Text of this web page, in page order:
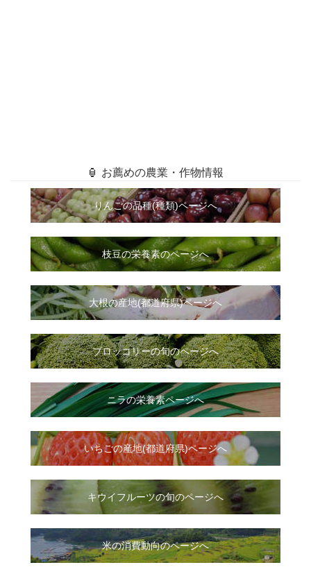
🏮 お薦めの農業・作物情報
りんごの品種(種類)ページへ
枝豆の栄養素のページへ
大根の産地(都道府県)ページへ
ブロッコリーの旬のページへ
ニラの栄養素ページへ
いちごの産地(都道府県)ページへ
キウイフルーツの旬のページへ
米の消費動向のページへ